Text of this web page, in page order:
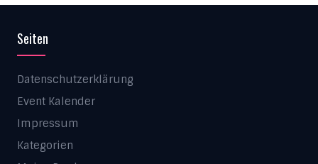
Seiten
Datenschutzerklärung
Event Kalender
Impressum
Kategorien